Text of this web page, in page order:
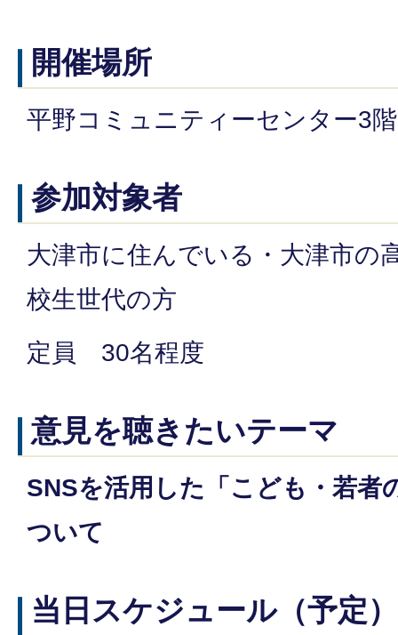
開催場所
平野コミュニティーセンター3
参加対象者
大津市に住んでいる・大津市の
校生世代の方
定員 30名程度
意見を聴きたいテーマ
SNSを活用した「こども・若者
ついて
当日スケジュール（予定）